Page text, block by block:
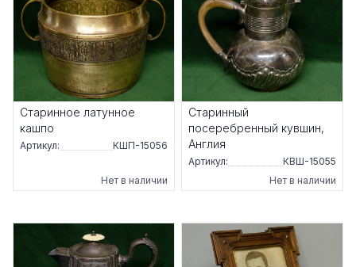
Старинное латунное
кашпо
Артикул: КШП-15056
Нет в наличии
Старинный
посеребренный кувшин,
Англия
Артикул:
КВШ-15055
Нет в наличии